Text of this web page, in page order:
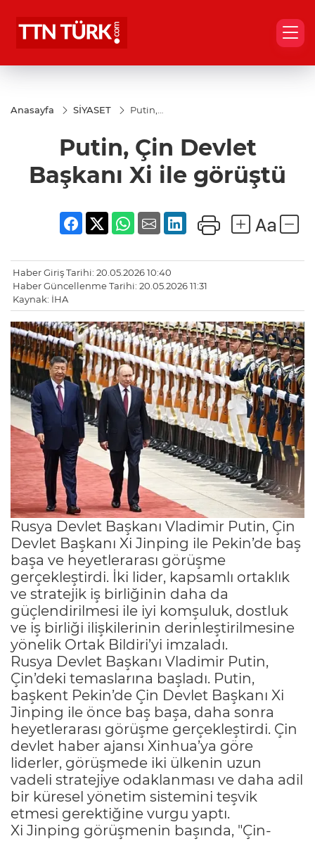
Anasayfa SİYASET
Putin,
Başkanı
Xi ile
görüştü
Putin, Çin Devlet
Başkanı Xi ile görüştü
Haber Giriş Tarihi: 20.05.2026 10:40
Haber Güncellenme Tarihi: 20.05.2026 11:31
Kaynak: İHA
Rusya Devlet Başkanı Vladimir Putin, Çin
Devlet Başkanı Xi Jinping ile Pekin’de baş
başa ve heyetlerarası görüşme
gerçekleştirdi. İki lider, kapsamlı ortaklık
ve stratejik iş birliğinin daha da
güçlendirilmesi ile iyi komşuluk, dostluk
ve iş birliği ilişkilerinin derinleştirilmesine
yönelik Ortak Bildiri’yi imzaladı.
Rusya Devlet Başkanı Vladimir Putin,
Çin’deki temaslarına başladı. Putin,
başkent Pekin’de Çin Devlet Başkanı Xi
Jinping ile önce baş başa, daha sonra
heyetlerarası görüşme gerçekleştirdi. Çin
devlet haber ajansı Xinhua’ya göre
liderler, görüşmede iki ülkenin uzun
vadeli stratejiye odaklanması ve daha adil
bir küresel yönetim sistemini teşvik
etmesi gerektiğine vurgu yaptı.
Xi Jinping görüşmenin başında, "Çin-